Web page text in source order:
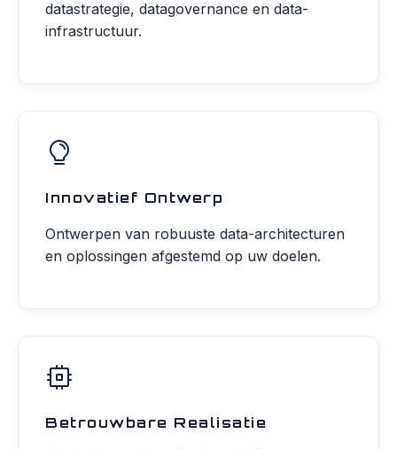
datastrategie, datagovernance en data-
infrastructuur.
Innovatief Ontwerp
Ontwerpen van robuuste data-architecturen
en oplossingen afgestemd op uw doelen.
Betrouwbare Realisatie